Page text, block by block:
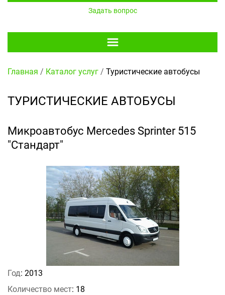
Задать вопрос
Главная / Каталог услуг/ Туристические автобусы
ТУРИСТИЧЕСКИЕ АВТОБУСЫ
Микроавтобус Mercedes Sprinter 515
"Стандарт"
Год: 2013
Количество мест: 18